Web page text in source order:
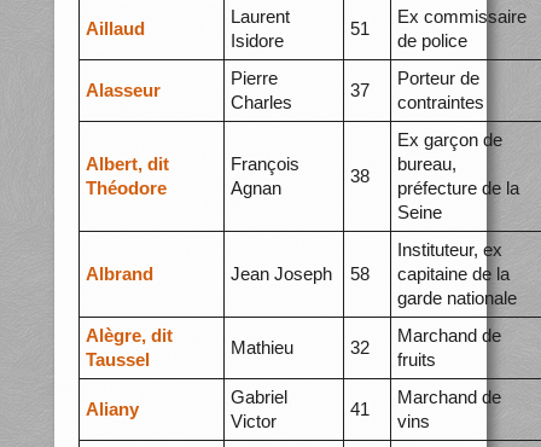
Aillaud
Laurent
Isidore
51
Ex commissaire
de police
Alasseur
Pierre
Charles
37
Porteur de
contraintes
Albert, dit
Théodore
François
Agnan
38
Ex garçon de
bureau,
préfecture de la
Seine
Albrand Jean Joseph 58
Instituteur, ex
capitaine de la
garde nationale
Alègre, dit
Taussel
Mathieu 32
Marchand de
fruits
Aliany
Gabriel
Victor
41
Marchand de
vins